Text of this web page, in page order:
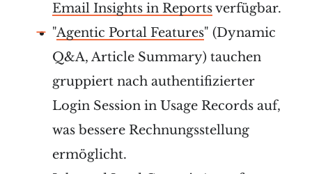
Email Insights in Reportsverfügbar.
"Agentic Portal Features" (Dynamic
Q&A, Article Summary) tauchen
gruppiert nach authentifizierter
Login Session in Usage Records auf,
was bessere Rechnungsstellung
ermöglicht.